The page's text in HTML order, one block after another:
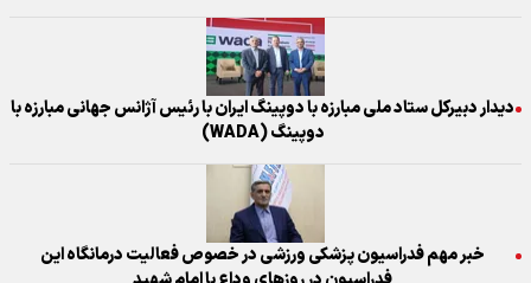
دیدار دبیرکل ستاد ملی مبارزه با دوپینگ ایران با رئیس آژانس جهانی مبارزه با
دوپینگ (WADA)
خبر مهم فدراسیون پزشکی ورزشی در خصوص فعالیت درمانگاه این